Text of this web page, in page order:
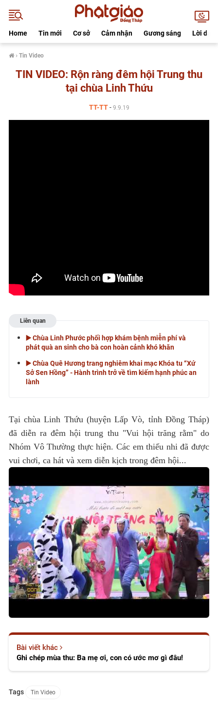
Home Tin mới Cơ sở Cảm nhận Gương sáng Lời dạy
› Tin Video
TIN VIDEO: Rộn ràng đêm hội Trung thu
tại chùa Linh Thứu
TT-TT- 9.9.19
Liên quan
▶️ Chùa Linh Phước phối hợp khám bệnh miễn phí và
phát quà an sinh cho bà con hoàn cảnh khó khăn
▶️ Chùa Quê Hương trang nghiêm khai mạc Khóa tu “Xứ
Sở Sen Hồng” - Hành trình trở về tìm kiếm hạnh phúc an
lành
Tại chùa Linh Thứu (huyện Lấp Vò, tỉnh Đồng Tháp)
đã diễn ra đêm hội trung thu "Vui hội trăng rằm" do
Nhóm Vô Thường thực hiện. Các em thiếu nhi đã được
vui chơi, ca hát và xem diễn kịch trong đêm hội...
Bài viết khác
Ghi chép mùa thu: Ba mẹ ơi, con có ước mơ gì đâu!
Tags Tin Video